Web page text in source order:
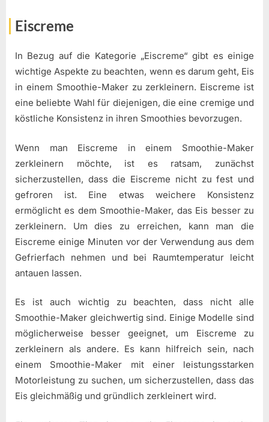
Eiscreme
In Bezug auf die Kategorie „Eiscreme“ gibt es einige
wichtige Aspekte zu beachten, wenn es darum geht, Eis
in einem Smoothie-Maker zu zerkleinern. Eiscreme ist
eine beliebte Wahl für diejenigen, die eine cremige und
köstliche Konsistenz in ihren Smoothies bevorzugen.
Wenn man Eiscreme in einem Smoothie-Maker
zerkleinern möchte, ist es ratsam, zunächst
sicherzustellen, dass die Eiscreme nicht zu fest und
gefroren ist. Eine etwas weichere Konsistenz
ermöglicht es dem Smoothie-Maker, das Eis besser zu
zerkleinern. Um dies zu erreichen, kann man die
Eiscreme einige Minuten vor der Verwendung aus dem
Gefrierfach nehmen und bei Raumtemperatur leicht
antauen lassen.
Es ist auch wichtig zu beachten, dass nicht alle
Smoothie-Maker gleichwertig sind. Einige Modelle sind
möglicherweise besser geeignet, um Eiscreme zu
zerkleinern als andere. Es kann hilfreich sein, nach
einem Smoothie-Maker mit einer leistungsstarken
Motorleistung zu suchen, um sicherzustellen, dass das
Eis gleichmäßig und gründlich zerkleinert wird.